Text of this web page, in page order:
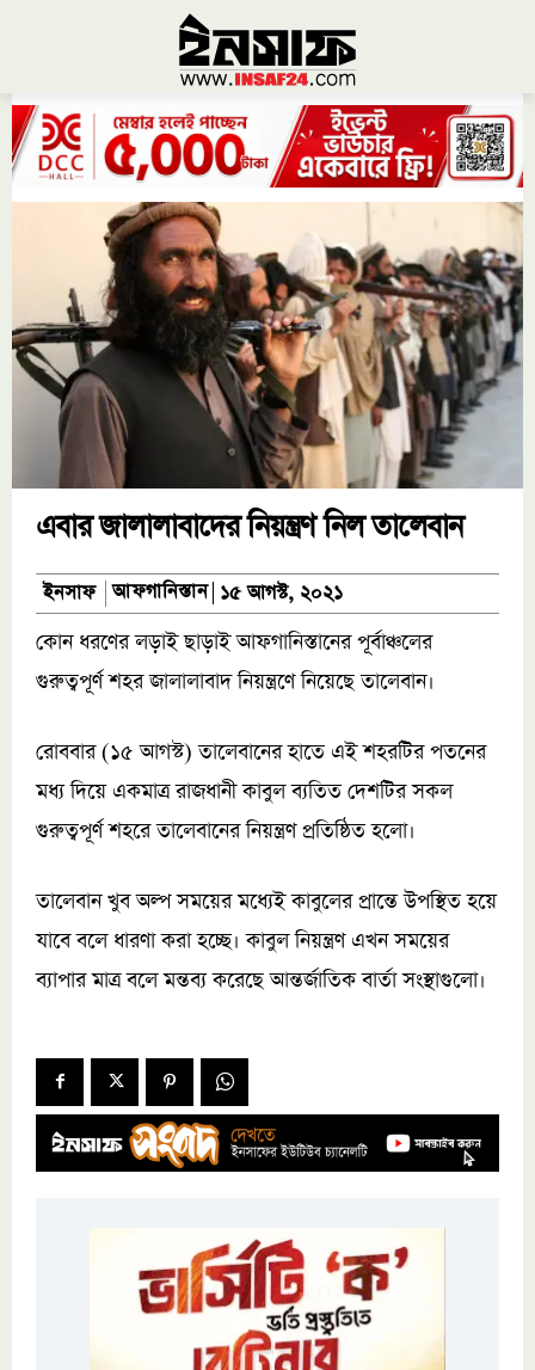
এবার জালালাবাদের নিয়ন্ত্রণ নিল তালেবান
ইনসাফ আফগানিস্তান ১৫ আগস্ট, ২০২১
কোন ধরণের লড়াই ছাড়াই আফগানিস্তানের পূর্বাঞ্চলের
গুরুত্বপূর্ণ শহর জালালাবাদ নিয়ন্ত্রণে নিয়েছে তালেবান।
রোববার (১৫ আগস্ট) তালেবানের হাতে এই শহরটির পতনের
মধ্য দিয়ে একমাত্র রাজধানী কাবুল ব্যতিত দেশটির সকল
গুরুত্বপূর্ণ শহরে তালেবানের নিয়ন্ত্রণ প্রতিষ্ঠিত হলো।
তালেবান খুব অল্প সময়ের মধ্যেই কাবুলের প্রান্তে উপস্থিত হয়ে
যাবে বলে ধারণা করা হচ্ছে। কাবুল নিয়ন্ত্রণ এখন সময়ের
ব্যাপার মাত্র বলে মন্তব্য করেছে আন্তর্জাতিক বার্তা সংস্থাগুলো।